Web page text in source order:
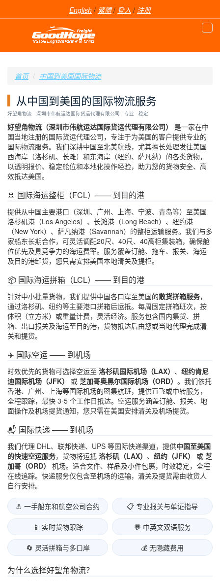
English / 繁體/ 登入 / 注册
首页 中国到美国国际物流
从中国到美国的国际物流服务
好望角物流 · 深圳市伟航运达国际货运代理有限公司 · 专业 · 稳定
好望角物流（深圳市伟航运达国际货运代理有限公司）
是一家在中
国当地注册的国际货运代理公司，专注于为美国的客户提供专业的
国际物流服务。我们深耕中国至北美航线，尤其擅长处理发往美国
西海岸（洛杉矶、长滩）和东海岸（纽约、萨凡纳）的各类货物，
以透明报价、稳定舱位和本地化操作经验，助力您的货物安全、高
效抵达美国。
🚢 国际海运整柜（FCL）—— 到目的港
提供从中国主要港口（深圳、广州、上海、宁波、青岛等）至美国
洛杉矶港（Los Angeles）、长滩港（Long Beach）、纽约港
（New York）、萨凡纳港（Savannah）的整柜运输服务。我们与多
家船东长期合作，可灵活调配20尺、40尺、40高柜集装箱，确保舱
位优先及具竞争力的海运费率。服务覆盖订舱、拖车、报关、海运
及目的港卸货，您只需安排美国本地清关及提柜。
📦 国际海运拼箱（LCL）—— 到目的港
针对中小批量货物，我们提供中国各口岸至美国的散货拼箱服务，
通过洛杉矶、纽约等主要港口拼箱后运抵。每周固定拼箱班次，按
体积（立方米）或重量计费，灵活经济。服务包含国内集货、拼
箱、出口报关及海运至目的港，货物抵达后由您或当地代理完成清
关和提货。
✈️ 国际空运 —— 到机场
时效优先的货物可选择空运至 洛杉矶国际机场（LAX） 、 纽约肯尼
迪国际机场（JFK）
或 芝加哥奥黑尔国际机场（ORD） 。我们依托
香港、广州、上海等国际机场的密集航班，提供直飞或中转服务，
全程跟踪，最快 3-5 个工作日抵达。空运服务涵盖订舱、报关、地
面操作及机场提货通知，您只需在美国安排清关及机场提货。
📬 国际快递 —— 到机场
我们代理 DHL、联邦快递、UPS 等国际快递渠道，提供中国至美国
的快速空运服务，货物将运抵 洛杉矶（LAX） 、 纽约（JFK） 或 芝
加哥（ORD）
机场。适合文件、样品及小件包裹，时效稳定，全程
在线追踪。快递服务仅包含至机场的运输，清关及提货需由收货人
自行安排。
⚓ 一手船东和航空公司合约 📋 专业报关与单证指导
📱 实时货物跟踪 💬 中英文双语服务
🔄 灵活拼箱与多口岸 💰 无隐藏费用
为什么选择好望角物流？